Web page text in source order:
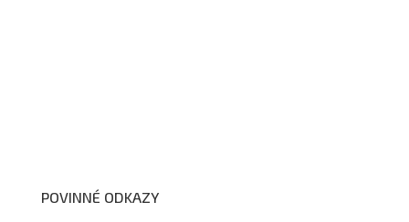
POVINNÉ ODKAZY